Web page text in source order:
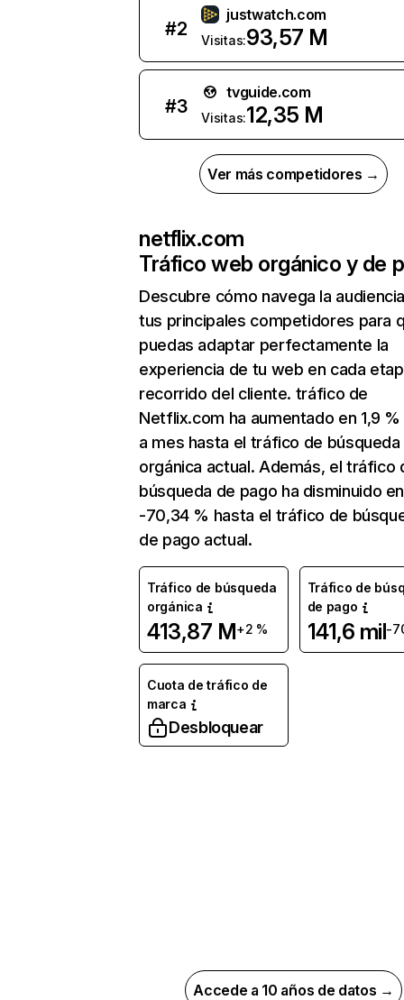
#2
justwatch.com
Visitas:93,57 M
#3
tvguide.com
Visitas:12,35 M
Ver más competidores →
netflix.com
Tráfico web orgánico y de
Descubre cómo navega la
tus principales competidores para
puedas adaptar perfectamente la
experiencia de tu web en cada
recorrido del cliente. tráfico de
Netflix.com ha aumentado en 1,9
a mes hasta el tráfico de búsqueda
orgánica actual. Además, el tráfico
búsqueda de pago ha disminuido en
-70,34 % hasta el tráfico de
de pago actual.
Tráfico de búsqueda
orgánica
413,87 M+2 %
Tráfico de
de pago
141,6 mil-
Cuota de tráfico de
marca
Desbloquear
Accede a 10 años de datos →